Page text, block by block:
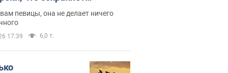
ведь у нее нет детей
певицы, она не делает ничего
17:39 6,0 т.